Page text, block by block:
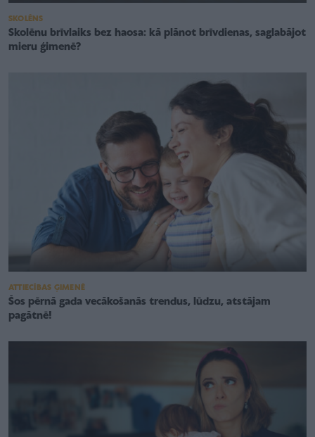
SKOLĒNS
Skolēnu brīvlaiks bez haosa: kā plānot brīvdienas, saglabājot
mieru ģimenē?
ATTIECĪBAS ĢIMENĒ
Šos pērnā gada vecākošanās trendus, lūdzu, atstājam
pagātnē!